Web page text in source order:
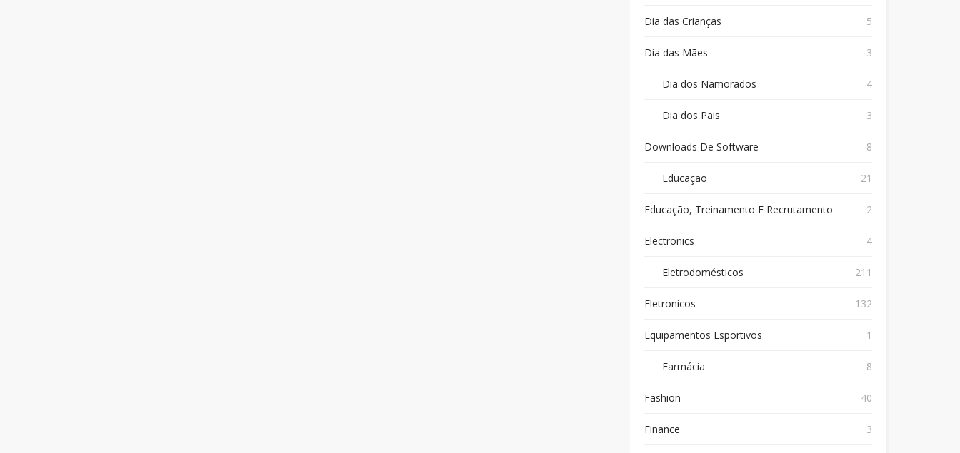
Dia das Crianças 5
Dia das Mães 3
Dia dos Namorados 4
Dia dos Pais 3
Downloads De Software 8
Educação 21
Educação, Treinamento E Recrutamento 2
Electronics 4
Eletrodomésticos 211
Eletronicos 132
Equipamentos Esportivos 1
Farmácia 8
Fashion 40
Finance 3